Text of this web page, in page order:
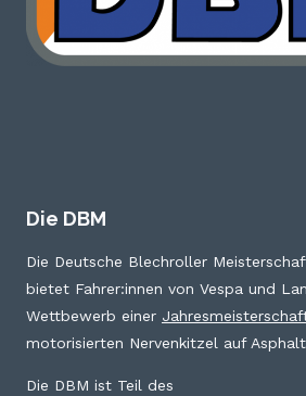
Die DBM
Die Deutsche Blechroller
bietet Fahrer:innen von Vespa und
Wettbewerb einer
motorisierten Nervenkitzel auf
Die DBM ist Teil des